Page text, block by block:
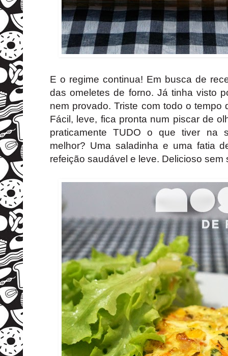
E o regime continua! Em busca de
das omeletes de forno. Já tinha visto
nem provado. Triste com todo o tempo
Fácil, leve, fica pronta num piscar de
praticamente TUDO o que tiver na
melhor? Uma saladinha e uma fatia
refeição saudável e leve. Delicioso sem